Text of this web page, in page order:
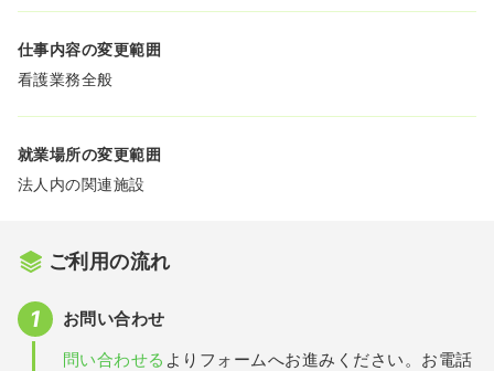
仕事内容の変更範囲
看護業務全般
就業場所の変更範囲
法人内の関連施設
ご利用の流れ
お問い合わせ
問い合わせる よりフォームへお進みください。お電話